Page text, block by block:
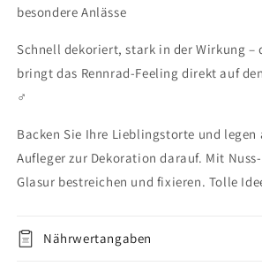
besondere Anlässe
Schnell dekoriert, stark in der Wirkung –
bringt das Rennrad-Feeling direkt auf
♂️
Backen Sie Ihre Lieblingstorte und legen
Aufleger zur Dekoration darauf. Mit
Glasur bestreichen und fixieren. Tolle
Nährwertangaben